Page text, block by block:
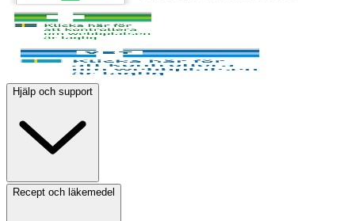
Hjälp och support
Recept och läkemedel